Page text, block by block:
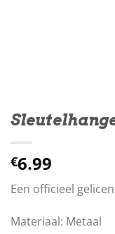
€6.99
Een officieel
Materiaal: Metaal